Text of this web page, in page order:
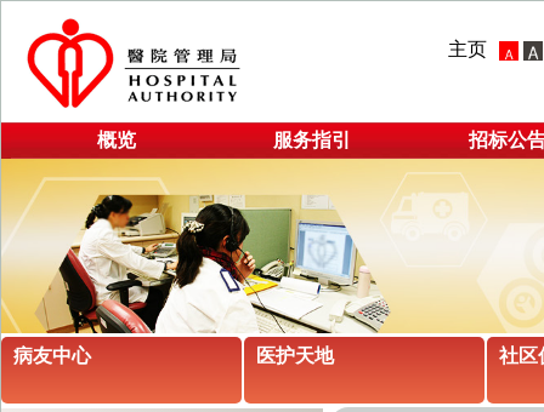
主页
概览 服务指引 招标公
病友中心 医护天地 社区